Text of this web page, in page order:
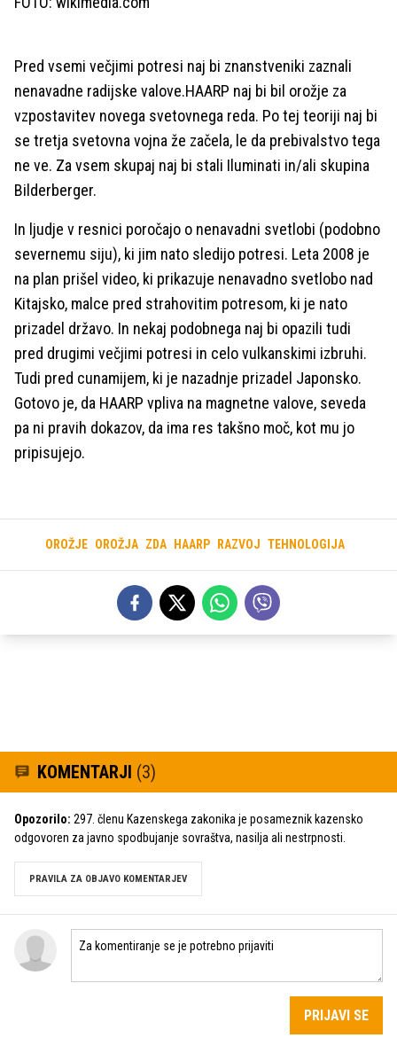
Pred vsemi večjimi potresi naj bi znanstveniki zaznali
nenavadne radijske valove.HAARP naj bi bil orožje za
vzpostavitev novega svetovnega reda. Po tej teoriji naj bi
se tretja svetovna vojna že začela, le da prebivalstvo tega
ne ve. Za vsem skupaj naj bi stali Iluminati in/ali skupina
Bilderberger.
In ljudje v resnici poročajo o nenavadni svetlobi (podobno
severnemu siju), ki jim nato sledijo potresi. Leta 2008 je
na plan prišel video, ki prikazuje nenavadno svetlobo nad
Kitajsko, malce pred strahovitim potresom, ki je nato
prizadel državo. In nekaj podobnega naj bi opazili tudi
pred drugimi večjimi potresi in celo vulkanskimi izbruhi.
Tudi pred cunamijem, ki je nazadnje prizadel Japonsko.
Gotovo je, da HAARP vpliva na magnetne valove, seveda
pa ni pravih dokazov, da ima res takšno moč, kot mu jo
pripisujejo.
OROŽJE OROŽJA ZDA HAARP RAZVOJ TEHNOLOGIJA
KOMENTARJI (3)
Opozorilo: 297. členu Kazenskega zakonika je posameznik kazensko
odgovoren za javno spodbujanje sovraštva, nasilja ali nestrpnosti.
PRAVILA ZA OBJAVO KOMENTARJEV
PRIJAVI SE